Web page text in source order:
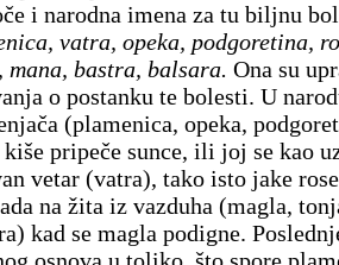
i narodna imena za tu biljnu
vatra, opeka, podgoretina,
mana, bastra, balsara. Ona su
o postanku te bolesti. U
(plamenica, opeka,
kiše pripeče sunce, ili joj se kao
vetar (vatra), tako isto jake
na žita iz vazduha (magla,
kad se magla podigne.